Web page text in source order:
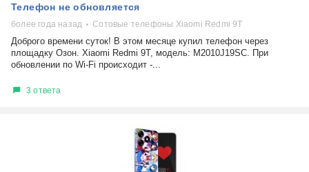
Телефон не обновляется
более года назад Сотовые телефоны Xiaomi Redmi 9T
Доброго времени суток! В этом месяце купил телефон через
площадку Озон. Xiaomi Redmi 9T, модель: M2010J19SC. При
обновлении по Wi-Fi происходит -...
3 ответа